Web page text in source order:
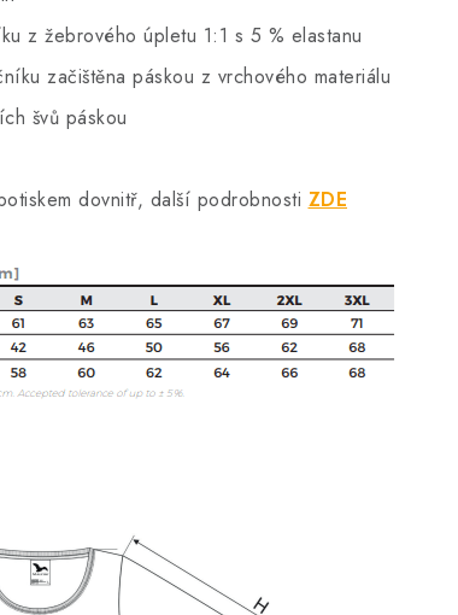
z žebrového úpletu 1:1 s 5 % elastanu
začištěna páskou z vrchového materiálu
švů páskou
dovnitř, další podrobnosti ZDE